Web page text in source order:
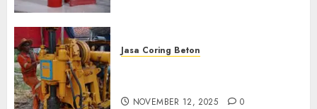
Jasa Coring Beton
NOVEMBER 12, 2025 0